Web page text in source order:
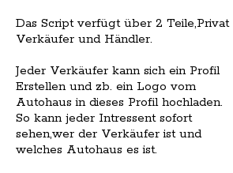
Das Script verfügt über 2 Teile,Privat
Verkäufer und Händler.
Jeder Verkäufer kann sich ein Profil
Erstellen und zb. ein Logo vom
Autohaus in dieses Profil hochladen.
So kann jeder Intressent sofort
sehen,wer der Verkäufer ist und
welches Autohaus es ist.